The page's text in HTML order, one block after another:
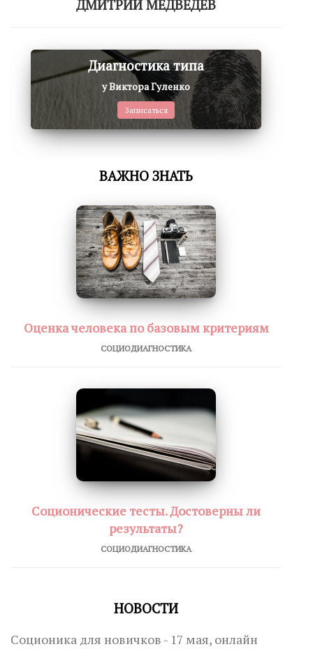
ДМИТРИЙ МЕДВЕДЕВ
Диагностика типа
у Виктора Гуленко
Записаться
ВАЖНО ЗНАТЬ
Оценка человека по базовым критериям
СОЦИОДИАГНОСТИКА
Соционические тесты. Достоверны ли
результаты?
СОЦИОДИАГНОСТИКА
НОВОСТИ
Соционика для новичков - 17 мая, онлайн